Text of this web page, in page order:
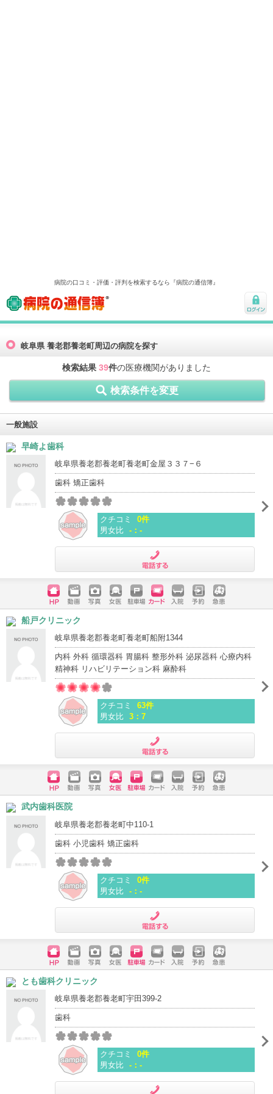
病院の口コミ・評価・評判を検索するなら『病院の通信簿』
病院の通信簿
ログ
岐阜県 養老郡養老町周辺の病院を探す
検索結果 39件の医療機関がありました
検索条件を変更
一般施設
早崎よ歯科
岐阜県養老郡養老町養老町金屋３３７−６
歯科 矯正歯科
クチコミ
0件
男女比 -：-
ホームペ
ージ
動画 写真 女医 駐車場
クレジッ
入院 予約 急患
船戸クリニック
岐阜県養老郡養老町養老町船附1344
内科 外科 循環器科 胃腸科 整形外科 泌尿器科 心療内科
精神科 リハビリテーション科 麻酔科
クチコミ
63件
男女比 3：7
ホームペ
ージ
動画 写真 女医 駐車場
クレジッ
入院 予約 急患
武内歯科医院
岐阜県養老郡養老町中110-1
歯科 小児歯科 矯正歯科
クチコミ
0件
男女比 -：-
ホームペ
ージ
動画 写真 女医 駐車場
クレジッ
入院 予約 急患
とも歯科クリニック
岐阜県養老郡養老町宇田399-2
歯科
クチコミ
0件
男女比 -：-